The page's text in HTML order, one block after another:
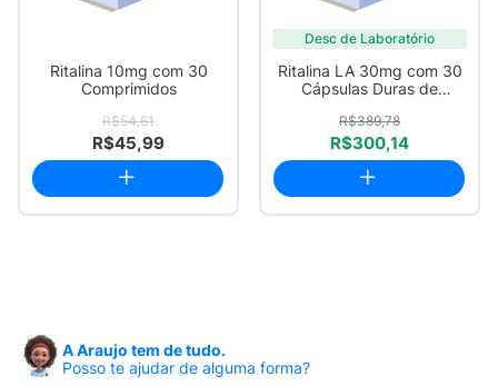
Ritalina 10mg com 30
Comprimidos
R$54,61
R$45,99
Desc de Laboratório
Ritalina LA 30mg com 30
Cápsulas Duras de
R$389,78
R$300,14
A Araujo tem de tudo.
Posso te ajudar de alguma forma?